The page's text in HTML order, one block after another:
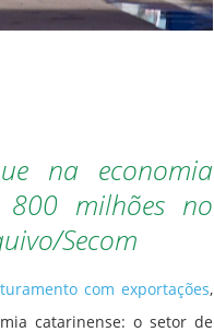
na economia
800 milhões no
Secom
com exportações,
catarinense: o setor de